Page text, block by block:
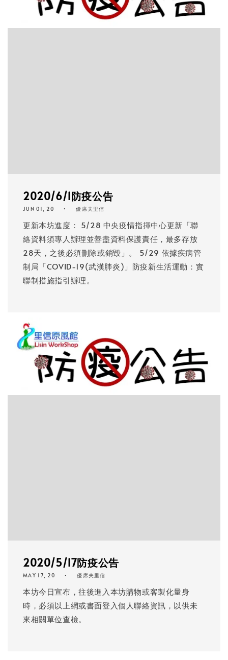
2020/6/1防疫公告
JUN 01, 20 優席夫里信
更新本坊進度： 5/28 中央疫情指揮中心更新「聯
絡資料須專人辦理並善盡資料保護責任，最多存放
28天，之後必須刪除或銷毀」。 5/29 依據疾病管
制局「COVID-19(武漢肺炎)」防疫新生活運動：實
聯制措施指引辦理。
2020/5/17防疫公告
MAY 17, 20 優席夫里信
本坊今日宣布，往後進入本坊購物或客製化量身
時，必須以上網或書面登入個人聯絡資訊，以供未
來相關單位查檢。